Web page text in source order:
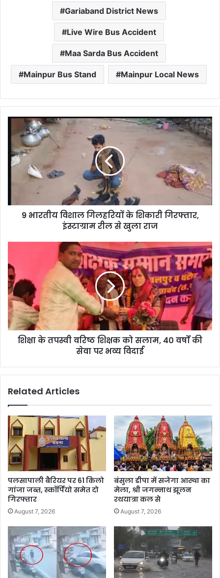
Gariaband District News
Live Wire Bus Accident
Maa Sarda Bus Accident
Mainpur Bus Stand Mainpur Local News
9 भारतीय विशाल गिलहरियों के शिकारी गिरफ्तार,
इंस्टाग्राम रील से खुला राज
शिक्षा के तपस्वी वरिष्ठ शिक्षक को सलाम, 40 वर्षों की
सेवा पर भव्य विदाई
Related Articles
पलसापाली बैरियर पर 61 किलो
गांजा जब्त, स्कॉर्पियो समेत दो
गिरफ्तार
August 7, 2026
बंसुला डीपा में सजेगा आस्था का
मेला, श्री जगन्नाथ झूलन
रथयात्रा कल से
August 7, 2026